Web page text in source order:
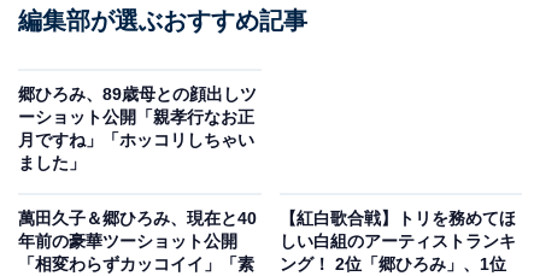
編集部が選ぶおすすめ記事
郷ひろみ、89歳母との顔出しツ
ーショット公開「親孝行なお正
月ですね」「ホッコリしちゃい
ました」
萬田久子＆郷ひろみ、現在と40
年前の豪華ツーショット公開
「相変わらずカッコイイ」「素
【紅白歌合戦】トリを務めてほ
しい白組のアーティストランキ
ング！ 2位「郷ひろみ」、1位